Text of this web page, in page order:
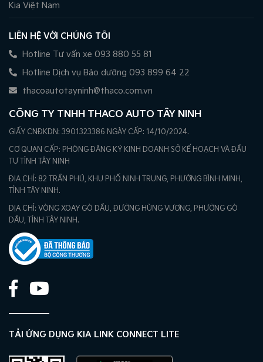
Kia Việt Nam
LIÊN HỆ VỚI CHÚNG TÔI
Hotline Tư vấn xe 093 880 55 81
Hotline Dịch vụ Bảo dưỡng 093 899 64 22
thacoautotayninh@thaco.com.vn
CÔNG TY TNHH THACO AUTO TÂY NINH
GIẤY CNĐKDN: 3901323386 NGÀY CẤP: 14/10/2024.
CƠ QUAN CẤP: PHÒNG ĐĂNG KÝ KINH DOANH SỞ KẾ HOẠCH VÀ ĐẦU
TƯ TỈNH TÂY NINH
ĐỊA CHỈ: 82 TRẦN PHÚ, KHU PHỐ NINH TRUNG, PHƯỜNG BÌNH MINH,
TỈNH TÂY NINH.
ĐỊA CHỈ: VÒNG XOAY GÒ DẦU, ĐƯỜNG HÙNG VƯƠNG, PHƯỜNG GÒ
DẦU, TỈNH TÂY NINH.
TẢI ỨNG DỤNG KIA LINK CONNECT LITE